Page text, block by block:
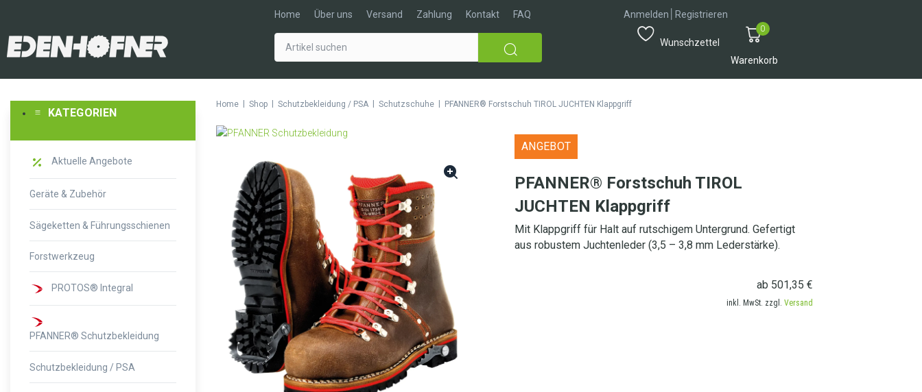
Home Über uns Versand Zahlung Kontakt FAQ Anmelden Registrieren
Wunschzettel
Warenkorb
0
KATEGORIEN
Aktuelle Angebote
Geräte & Zubehör
Sägeketten & Führungsschienen
Forstwerkzeug
PROTOS® Integral
PFANNER® Schutzbekleidung
Schutzbekleidung / PSA
Home Shop Schutzbekleidung / PSA Schutzschuhe PFANNER® Forstschuh TIROL JUCHTEN Klappgriff
ANGEBOT
PFANNER® Forstschuh TIROL
JUCHTEN Klappgriff
Mit Klappgriff für Halt auf rutschigem Untergrund. Gefertigt
aus robustem Juchtenleder (3,5 – 3,8 mm Lederstärke).
ab 501,35 €
inkl. MwSt. zzgl. Versand